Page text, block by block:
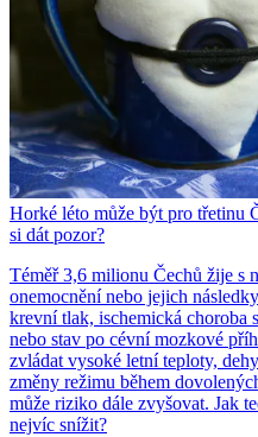
Horké léto může být pro třetinu
si dát pozor?
Téměř 3,6 milionu Čechů žije s
onemocnění nebo jejich
krevní tlak, ischemická choroba
nebo stav po cévní mozkové
zvládat vysoké letní teploty,
změny režimu během
může riziko dále zvyšovat. Jak
nejvíc snížit?